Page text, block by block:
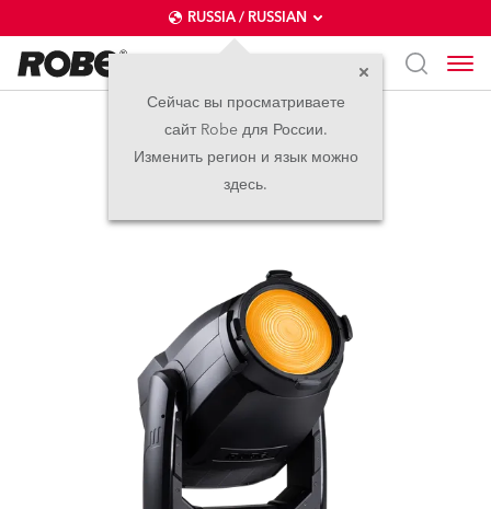
RUSSIA / RUSSIAN
Сейчас вы просматриваете
сайт Robe для России.
Изменить регион и язык можно
здесь.
T3 Fresnel™
новинка